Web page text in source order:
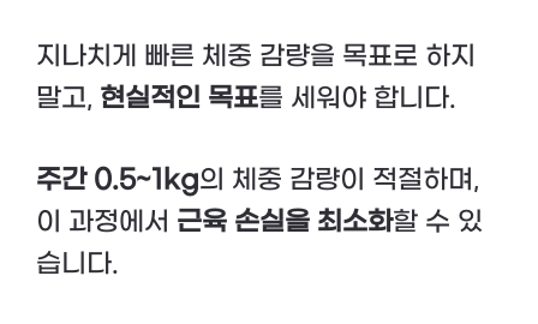
지나치게 빠른 체중 감량을 목표로 하지
말고, 현실적인 목표를 세워야 합니다.
주간 0.5~1kg의 체중 감량이 적절하며,
이 과정에서 근육 손실을 최소화할 수 있
습니다.